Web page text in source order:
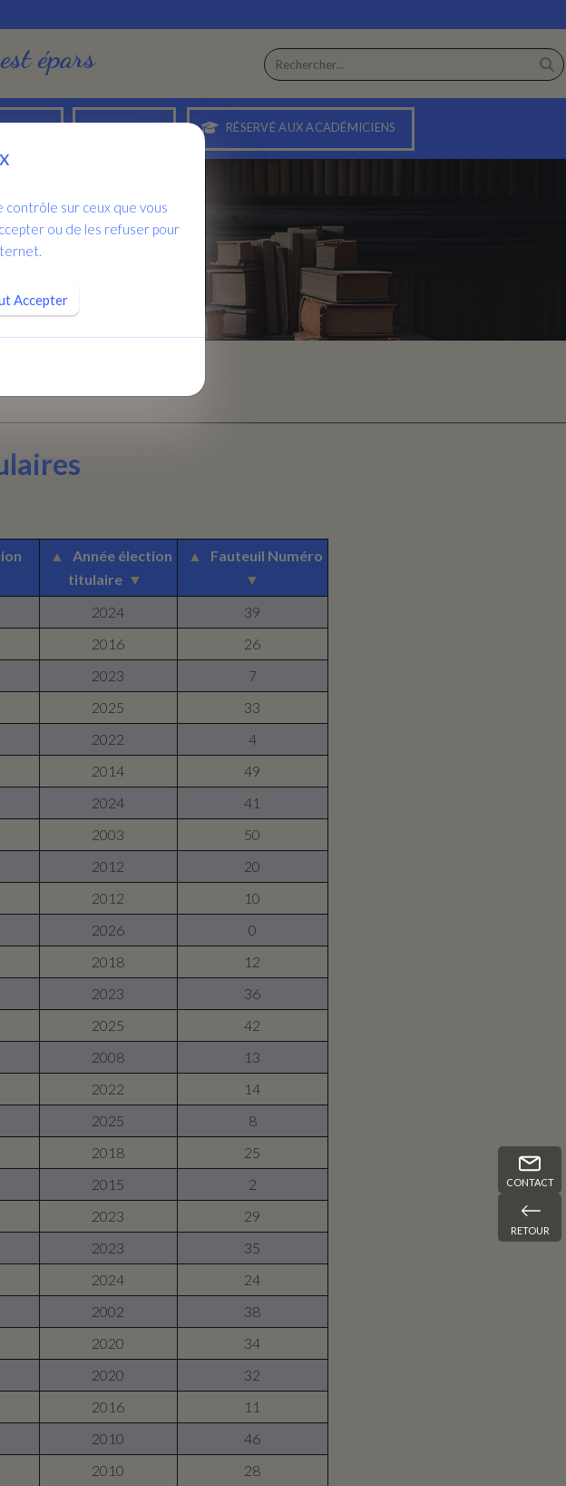
CONTACT
RETOUR
épars
Contacts RÉSERVÉ AUX ACADÉMICIENS
▲
Année élection
titulaire ▼
▲
Fauteuil Numéro
▼
2024
39
2016
26
2023
7
2025
33
2022
4
2014
49
2024
41
2003
50
2012
20
2012
10
2026
0
2018
12
2023
36
2025
42
2008
13
2022
14
2025
8
2018
25
2015
2
2023
29
2023
35
2024
24
2002
38
2020
34
2020
32
2016
11
2010
46
2010
28
contrôle sur ceux que vous
ou de les refuser pour
Accepter